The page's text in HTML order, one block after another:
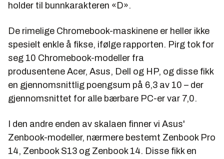
holder til bunnkarakteren «D».
De rimelige Chromebook-maskinene er heller ikke
spesielt enkle å fikse, ifølge rapporten. Pirg tok for
seg 10 Chromebook-modeller fra
produsentene Acer, Asus, Dell og HP, og disse fikk
en gjennomsnittlig poengsum på 6,3 av 10 – der
gjennomsnittet for alle bærbare PC-er var 7,0.
I den andre enden av skalaen finner vi Asus'
Zenbook-modeller, nærmere bestemt Zenbook Pro
14, Zenbook S13 og Zenbook 14. Disse fikk en